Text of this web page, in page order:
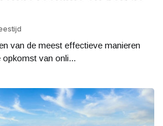
van de meest effectieve manieren
van onli...